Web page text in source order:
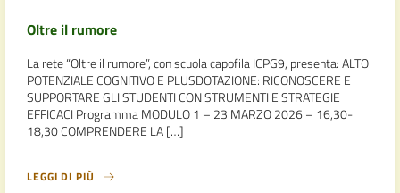
Oltre il rumore
La rete “Oltre il rumore”, con scuola capofila ICPG9, presenta: ALTO
POTENZIALE COGNITIVO E PLUSDOTAZIONE: RICONOSCERE E
SUPPORTARE GLI STUDENTI CON STRUMENTI E STRATEGIE
EFFICACI Programma MODULO 1 – 23 MARZO 2026 – 16,30-
18,30 COMPRENDERE LA […]
LEGGI DI PIÙ